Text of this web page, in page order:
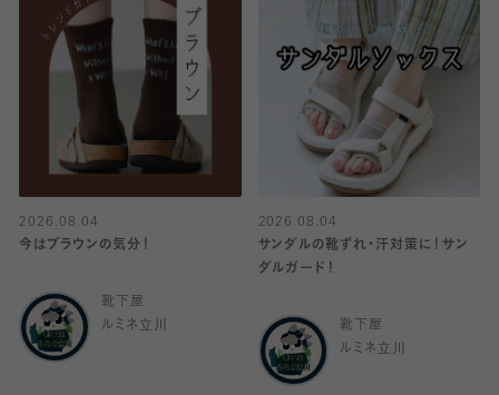
2026.08.04
今はブラウンの気分！
靴下屋
ルミネ立川
2026.08.04
サンダルの靴ずれ・汗対策に！サン
ダルガード！
靴下屋
ルミネ立川